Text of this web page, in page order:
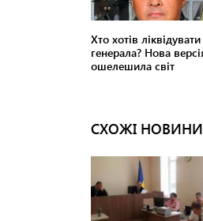
СХОЖІ НОВИНИ